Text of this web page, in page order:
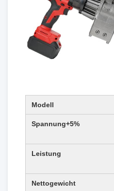
Modell
Spannung+5%
Leistung
Nettogewicht